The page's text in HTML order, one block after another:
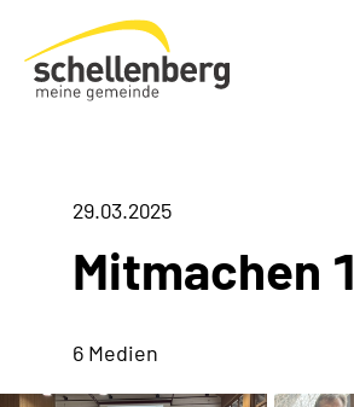
Gemeinde Schellenberg Startseite
29.03.2025
Mitmachen 1
6 Medien